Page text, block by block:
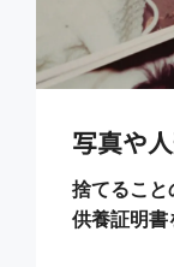
写真や
捨てること
供養証明書